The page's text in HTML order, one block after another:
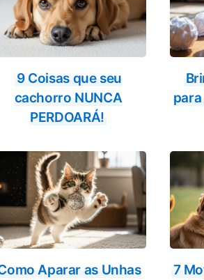
9 Coisas que seu
cachorro NUNCA
PERDOARÁ!
Aparar as Unhas
7